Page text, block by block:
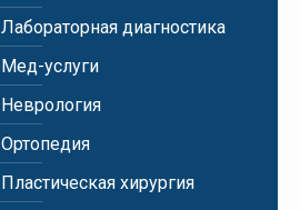
Лабораторная диагностика
Мед-услуги
Неврология
Ортопедия
Пластическая хирургия